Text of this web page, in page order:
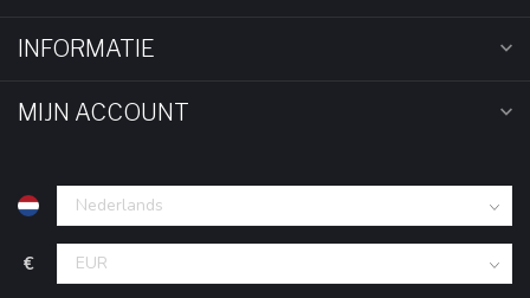
INFORMATIE
MIJN ACCOUNT
€